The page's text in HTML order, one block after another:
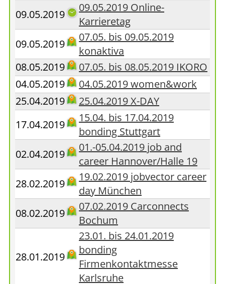
09.05.2019
09.05.2019 Online-
Karrieretag
09.05.2019
07.05. bis 09.05.2019
konaktiva
08.05.2019
07.05. bis 08.05.2019 IKORO
04.05.2019
04.05.2019 women&work
25.04.2019
25.04.2019 X-DAY
17.04.2019
15.04. bis 17.04.2019
bonding Stuttgart
02.04.2019
01.-05.04.2019 job and
career Hannover/Halle 19
28.02.2019
19.02.2019 jobvector career
day München
08.02.2019
07.02.2019 Carconnects
Bochum
28.01.2019
23.01. bis 24.01.2019
bonding
Firmenkontaktmesse
Karlsruhe